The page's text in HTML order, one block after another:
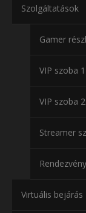
Szolgáltatások
Gamer
VIP szoba 1
VIP szoba 2
Streamer
Virtuális bejárás